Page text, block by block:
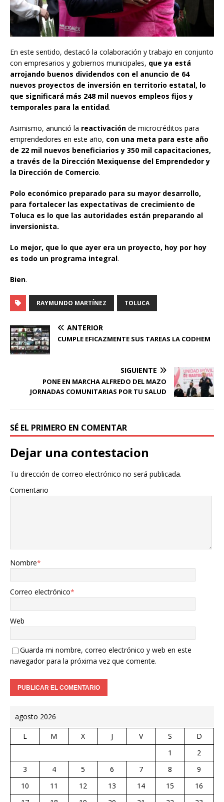
En este sentido, destacó la colaboración y trabajo en conjunto
con empresarios y gobiernos municipales, que ya está
arrojando buenos dividendos con el anuncio de 64
nuevos proyectos de inversión en territorio estatal, lo
que significará más 248 mil nuevos empleos fijos y
temporales para la entidad.
Asimismo, anunció la reactivación de microcréditos para
emprendedores en este año, con una meta para este año
de 22 mil nuevos beneficiarios y 350 mil capacitaciones,
a través de la Dirección Mexiquense del Emprendedor y
la Dirección de Comercio.
Polo económico preparado para su mayor desarrollo,
para fortalecer las expectativas de crecimiento de
Toluca es lo que las autoridades están preparando al
inversionista.
Lo mejor, que lo que ayer era un proyecto, hoy por hoy
es todo un programa integral.
Bien.
RAYMUNDO MARTÍNEZ TOLUCA
ANTERIOR
CUMPLE EFICAZMENTE SUS TAREAS LA CODHEM
SIGUIENTE
PONE EN MARCHA ALFREDO DEL MAZO
JORNADAS COMUNITARIAS POR TU SALUD
SÉ EL PRIMERO EN COMENTAR
Dejar una contestacion
Tu dirección de correo electrónico no será publicada.
Comentario
Nombre*
Correo electrónico*
Web
Guarda mi nombre, correo electrónico y web en este
navegador para la próxima vez que comente.
agosto 2026
L M X J V S
D
1
2
3
4 5 6 7 8
9
10
11 12 13 14 15
16